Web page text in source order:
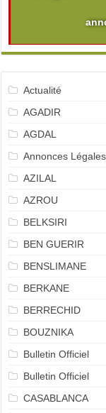
Actualité
AGADIR
AGDAL
Annonces Légales
AZILAL
AZROU
BELKSIRI
BEN GUERIR
BENSLIMANE
BERKANE
BERRECHID
BOUZNIKA
Bulletin Officiel
Bulletin Officiel
CASABLANCA